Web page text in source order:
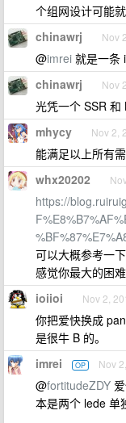
个组网设计可能就
chinawrj Nov
@imrei 就是一条
chinawrj Nov
光凭一个 SSR 和
mhycy Nov 2,
能满足以上所有
whx20202
https://
可以大概参考一下
感觉你最大的困
ioiioi Nov 2,
你把爱快换成
是很牛 B 的。
imrei OP Nov
@fortitudeZDY
本是两个 lede 单